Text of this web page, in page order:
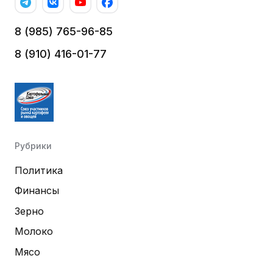
8 (985) 765-96-85
8 (910) 416-01-77
Рубрики
Политика
Финансы
Зерно
Молоко
Мясо